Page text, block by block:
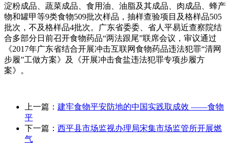
淀粉成品、蔬菜成品、食用油、油脂及其成品、肉成品、蜂产
物和罐甲等9类食物509批次样品，抽样查验项目及格样品505
批次，不及格样品4批次。广东省委委、省人平易近查察院结
合多部分日前召开食物药品“两法跟尾”联席会议，审议通过
《2017年广东省结合开展冲击互联网食物药品违法犯罪“清网
步履”工做方案》及《开展冲击食盐违法犯罪专项步履方
案》。
上一篇： 建牢食物平安防地的中国实践取成效 ——食物
平
下一篇： 西平县市场监视办理局宋集市场监管所开展燃
气